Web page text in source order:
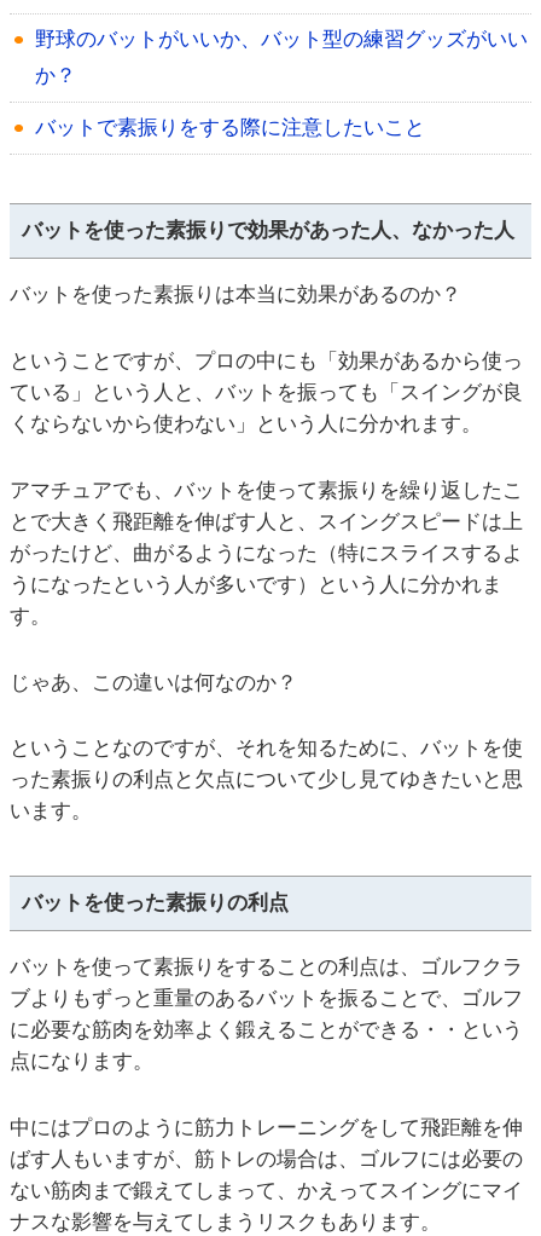
野球のバットがいいか、バット型の練習グッズがいい
か？
バットで素振りをする際に注意したいこと
バットを使った素振りで効果があった人、なかった人
バットを使った素振りは本当に効果があるのか？
ということですが、プロの中にも「効果があるから使っ
ている」という人と、バットを振っても「スイングが良
くならないから使わない」という人に分かれます。
アマチュアでも、バットを使って素振りを繰り返したこ
とで大きく飛距離を伸ばす人と、スイングスピードは上
がったけど、曲がるようになった（特にスライスするよ
うになったという人が多いです）という人に分かれま
す。
じゃあ、この違いは何なのか？
ということなのですが、それを知るために、バットを使
った素振りの利点と欠点について少し見てゆきたいと思
います。
バットを使った素振りの利点
バットを使って素振りをすることの利点は、ゴルフクラ
ブよりもずっと重量のあるバットを振ることで、ゴルフ
に必要な筋肉を効率よく鍛えることができる・・という
点になります。
中にはプロのように筋力トレーニングをして飛距離を伸
ばす人もいますが、筋トレの場合は、ゴルフには必要の
ない筋肉まで鍛えてしまって、かえってスイングにマイ
ナスな影響を与えてしまうリスクもあります。